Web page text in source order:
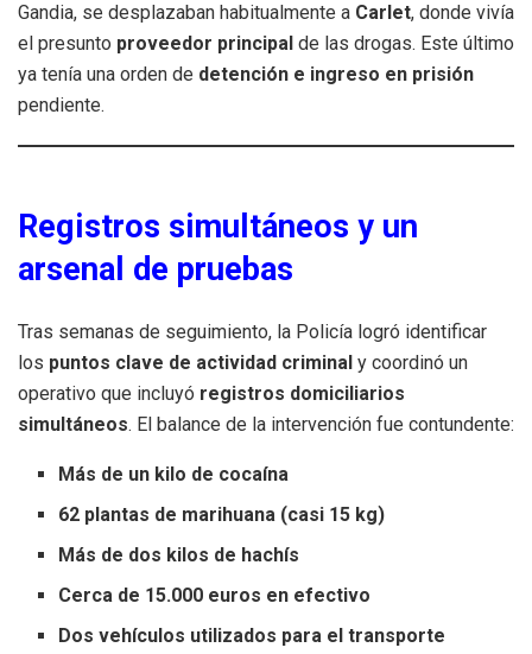
Gandia, se desplazaban habitualmente a Carlet, donde vivía
el presunto proveedor principal de las drogas. Este último
ya tenía una orden de detención e ingreso en prisión
pendiente.
Registros simultáneos y un
arsenal de pruebas
Tras semanas de seguimiento, la Policía logró identificar
los puntos clave de actividad criminal y coordinó un
operativo que incluyó registros domiciliarios
simultáneos. El balance de la intervención fue contundente:
Más de un kilo de cocaína
62 plantas de marihuana (casi 15 kg)
Más de dos kilos de hachís
Cerca de 15.000 euros en efectivo
Dos vehículos utilizados para el transporte